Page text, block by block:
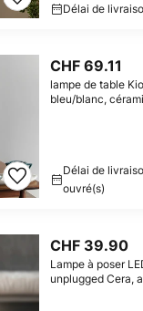
Délai de
CHF 69.11
lampe de table
bleu/blanc,
Délai de
ouvré(s)
CHF 39.90
Lampe à poser
unplugged Cera,